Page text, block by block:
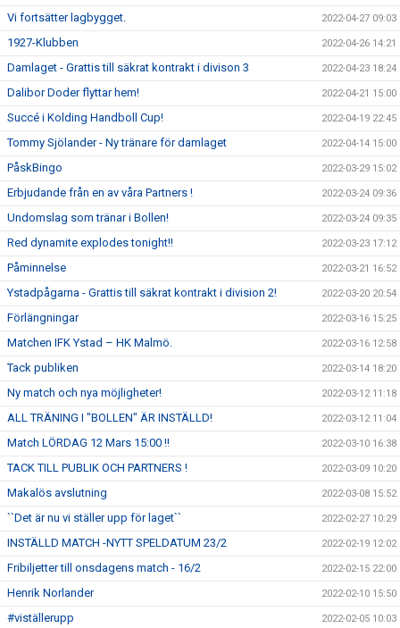
Vi fortsätter lagbygget. 2022-04-27 09:03
1927-Klubben 2022-04-26 14:21
Damlaget - Grattis till säkrat kontrakt i divison 3 2022-04-23 18:24
Dalibor Doder flyttar hem! 2022-04-21 15:00
Succé i Kolding Handboll Cup! 2022-04-19 22:45
Tommy Sjölander - Ny tränare för damlaget 2022-04-14 15:00
PåskBingo 2022-03-29 15:02
Erbjudande från en av våra Partners ! 2022-03-24 09:36
Undomslag som tränar i Bollen! 2022-03-24 09:35
Red dynamite explodes tonight!! 2022-03-23 17:12
Påminnelse 2022-03-21 16:52
Ystadpågarna - Grattis till säkrat kontrakt i division 2! 2022-03-20 20:54
Förlängningar 2022-03-16 15:25
Matchen IFK Ystad – HK Malmö. 2022-03-16 12:58
Tack publiken 2022-03-14 18:20
Ny match och nya möjligheter! 2022-03-12 11:18
ALL TRÄNING I "BOLLEN" ÄR INSTÄLLD! 2022-03-12 11:04
Match LÖRDAG 12 Mars 15:00 !! 2022-03-10 16:38
TACK TILL PUBLIK OCH PARTNERS ! 2022-03-09 10:20
Makalös avslutning 2022-03-08 15:52
``Det är nu vi ställer upp för laget`` 2022-02-27 10:29
INSTÄLLD MATCH -NYTT SPELDATUM 23/2 2022-02-19 12:02
Fribiljetter till onsdagens match - 16/2 2022-02-15 22:00
Henrik Norlander 2022-02-10 15:50
#viställerupp 2022-02-05 10:03